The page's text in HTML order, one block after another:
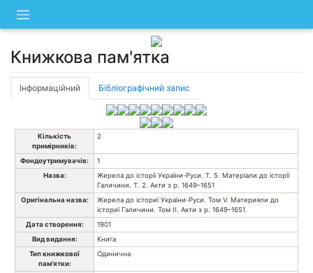
content
Книжкова пам'ятка
Інформаційний Бібліографічний запис
Кількість
примірників:
2
Фондоутримувачів:
1
Назва:
Жерела до історії України-Руси. Т. 5. Матеріали до історії
Галичини. Т. 2. Акти з р. 1649–1651
Оригінальна назва:
Жерела до істориї України-Руси. Том V. Материяли до
істориї Галичини. Том ІІ. Акти з р. 1649–1651
Дата створення:
1901
Вид видання:
Книга
Тип книжкової
пам'ятки:
Одинична